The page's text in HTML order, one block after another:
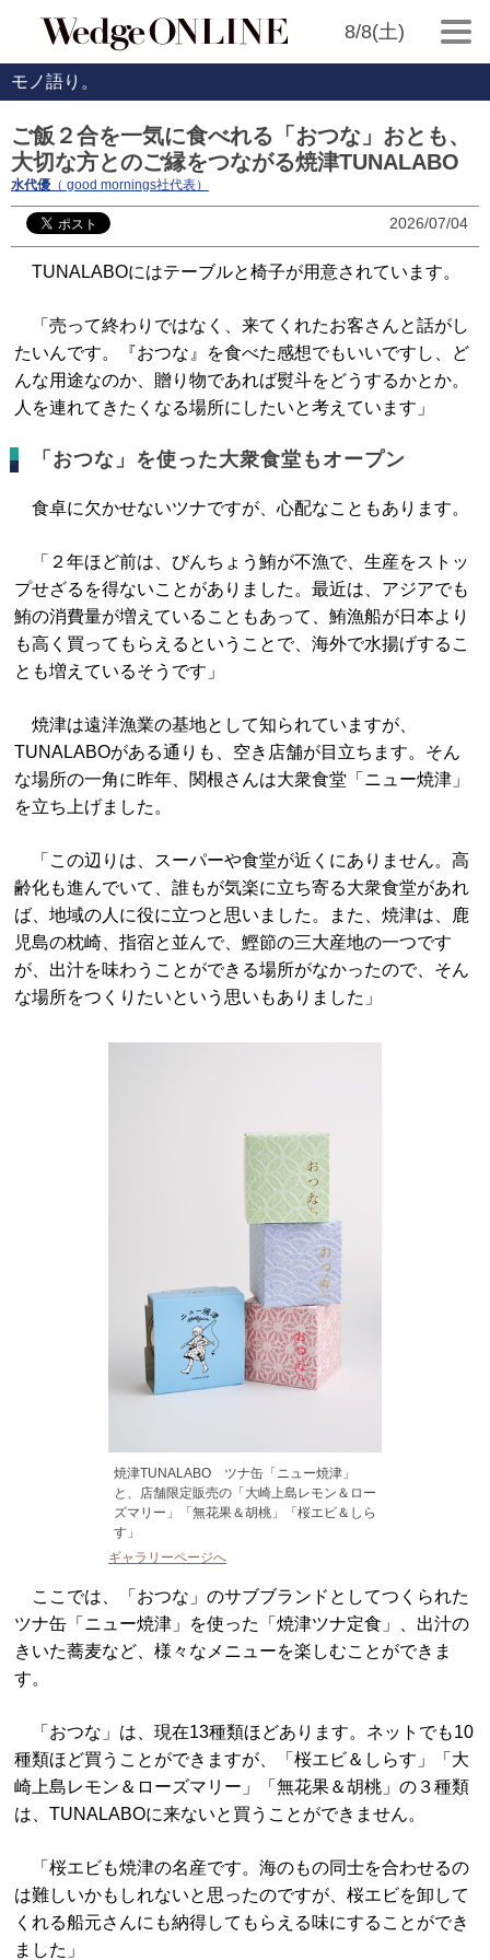
8/8(土)
モノ語り。
ご飯２合を一気に食べれる「おつな」おとも、
大切な方とのご縁をつながる焼津TUNALABO
水代優 （ good mornings社代表）
2026/07/04
TUNALABOにはテーブルと椅子が用意されています。
「売って終わりではなく、来てくれたお客さんと話がし
たいんです。『おつな』を食べた感想でもいいですし、ど
んな用途なのか、贈り物であれば熨斗をどうするかとか。
人を連れてきたくなる場所にしたいと考えています」
「おつな」を使った大衆食堂もオープン
食卓に欠かせないツナですが、心配なこともあります。
「２年ほど前は、びんちょう鮪が不漁で、生産をストッ
プせざるを得ないことがありました。最近は、アジアでも
鮪の消費量が増えていることもあって、鮪漁船が日本より
も高く買ってもらえるということで、海外で水揚げするこ
とも増えているそうです」
焼津は遠洋漁業の基地として知られていますが、
TUNALABOがある通りも、空き店舗が目立ちます。そん
な場所の一角に昨年、関根さんは大衆食堂「ニュー焼津」
を立ち上げました。
「この辺りは、スーパーや食堂が近くにありません。高
齢化も進んでいて、誰もが気楽に立ち寄る大衆食堂があれ
ば、地域の人に役に立つと思いました。また、焼津は、鹿
児島の枕崎、指宿と並んで、鰹節の三大産地の一つです
が、出汁を味わうことができる場所がなかったので、そん
な場所をつくりたいという思いもありました」
焼津TUNALABO ツナ缶「ニュー焼津」
と、店舗限定販売の「大崎上島レモン＆ロー
ズマリー」「無花果＆胡桃」「桜エビ＆しら
す」
ギャラリーページへ
ここでは、「おつな」のサブブランドとしてつくられた
ツナ缶「ニュー焼津」を使った「焼津ツナ定食」、出汁の
きいた蕎麦など、様々なメニューを楽しむことができま
す。
「おつな」は、現在13種類ほどあります。ネットでも10
種類ほど買うことができますが、「桜エビ＆しらす」「大
崎上島レモン＆ローズマリー」「無花果＆胡桃」の３種類
は、TUNALABOに来ないと買うことができません。
「桜エビも焼津の名産です。海のもの同士を合わせるの
は難しいかもしれないと思ったのですが、桜エビを卸して
くれる船元さんにも納得してもらえる味にすることができ
ました」